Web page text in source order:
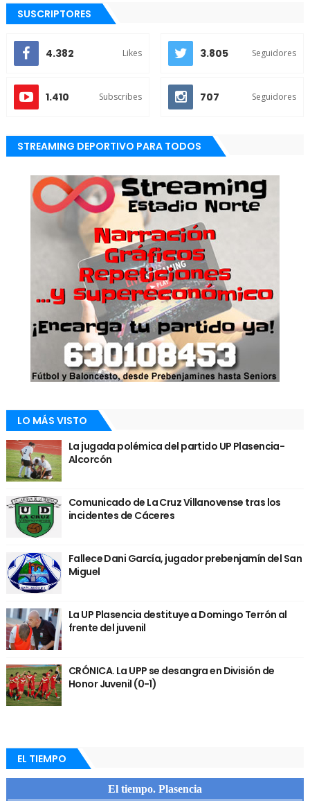
SUSCRIPTORES
4.382 Likes 3.805 Seguidores
1.410 Subscribes 707 Seguidores
STREAMING DEPORTIVO PARA TODOS
LO MÁS VISTO
La jugada polémica del partido UP Plasencia-
Alcorcón
Comunicado de La Cruz Villanovense tras los
incidentes de Cáceres
Fallece Dani García, jugador prebenjamín del San
Miguel
La UP Plasencia destituye a Domingo Terrón al
frente del juvenil
CRÓNICA. La UPP se desangra en División de
Honor Juvenil (0-1)
EL TIEMPO